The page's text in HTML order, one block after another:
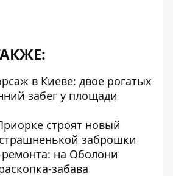
в Киеве: двое рогатых
забег у площади
строят новый
заброшки
на Оболони
забава